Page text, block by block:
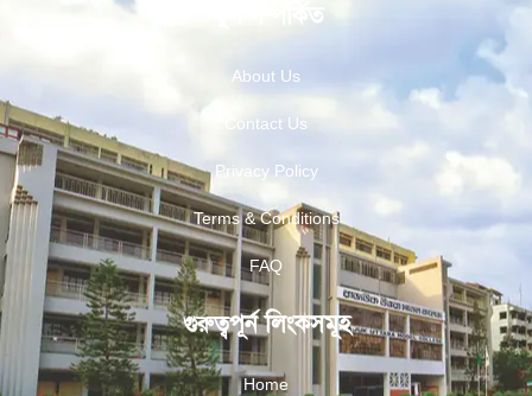
স্কুল সম্পর্কিত
About Us
Contact Us
Privacy Policy
Terms & Conditions
FAQ
গুরুত্বপূর্ন লিংকসমূহ
Home